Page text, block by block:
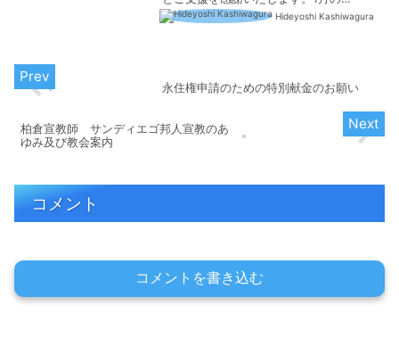
Newsletterを掲示いたします。ご一読い
ただき、祈りに覚えていただければ幸い
Hideyoshi Kashiwagura
永住権申請のための特別献金のお願い
柏倉宣教師 サンディエゴ邦人宣教のあ
ゆみ及び教会案内
コメント
コメントを書き込む